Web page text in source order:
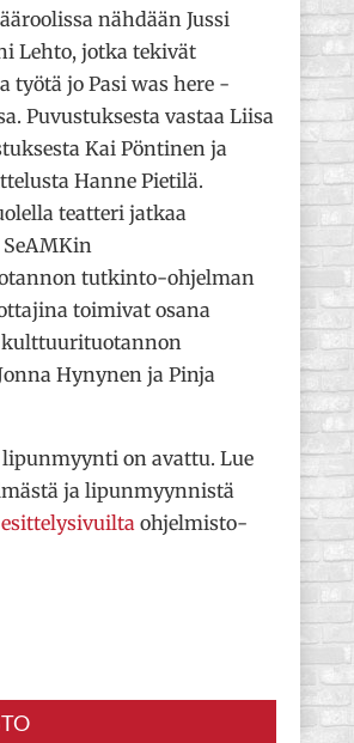
nähdään Jussi
Lehto, jotka tekivät
työtä jo Pasi was here -
Puvustuksesta vastaa Liisa
Kai Pöntinen ja
Hanne Pietilä.
teatteri jatkaa
tutkinto-ohjelman
toimivat osana
Hynynen ja Pinja
on avattu. Lue
ja lipunmyynnistä
ohjelmisto-